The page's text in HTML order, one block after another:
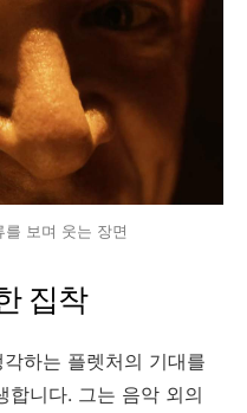
보며 웃는 장면
집착
하는 플렛처의 기대를
합니다. 그는 음악 외의